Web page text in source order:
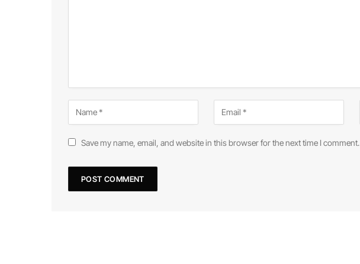
Save my name, email, and website in this browser for the next time I comment.